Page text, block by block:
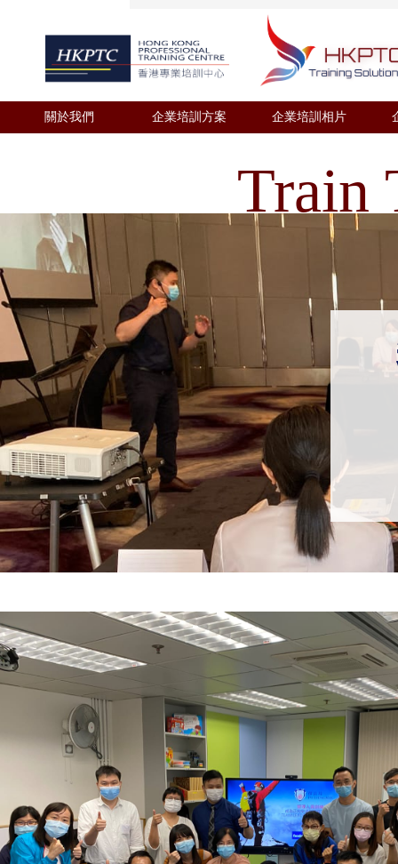
關於我們 企業培訓方案 企業培訓相片
Train